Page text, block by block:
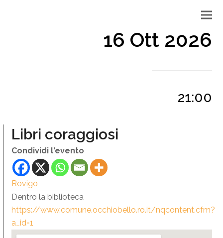
16 Ott 2026
21:00
Libri coraggiosi
Condividi l'evento
Rovigo
Dentro la biblioteca
https://www.comune.occhiobello.ro.it/nqcontent.cfm?
a_id=1